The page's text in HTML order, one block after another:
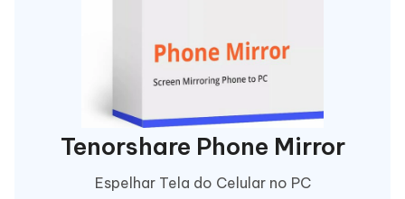
Tenorshare Phone Mirror
Espelhar Tela do Celular no PC